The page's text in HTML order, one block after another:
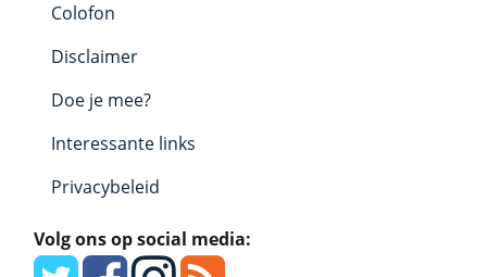
Colofon
Disclaimer
Doe je mee?
Interessante links
Privacybeleid
Volg ons op social media: